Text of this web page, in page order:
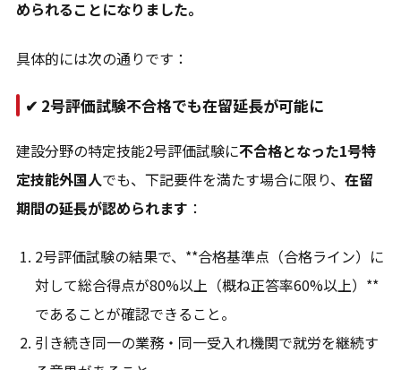
められることになりました。
具体的には次の通りです：
✔ 2号評価試験不合格でも在留延長が可能に
建設分野の特定技能2号評価試験に不合格となった1号特
定技能外国人でも、下記要件を満たす場合に限り、 在留
期間の延長が認められます ：
2号評価試験の結果で、**合格基準点（合格ライン）に
対して総合得点が80%以上（概ね正答率60%以上）**
であることが確認できること。
引き続き同一の業務・同一受入れ機関で就労を継続す